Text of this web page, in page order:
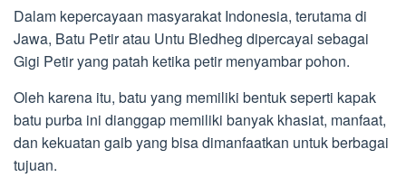
Dalam kepercayaan masyarakat Indonesia, terutama di
Jawa, Batu Petir atau Untu Bledheg dipercayai sebagai
Gigi Petir yang patah ketika petir menyambar pohon.
Oleh karena itu, batu yang memiliki bentuk seperti kapak
batu purba ini dianggap memiliki banyak khasiat, manfaat,
dan kekuatan gaib yang bisa dimanfaatkan untuk berbagai
tujuan.